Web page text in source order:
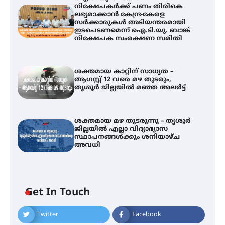
നിക്ഷേപകർക്ക് പണം തിരികെ
ലഭ്യമാക്കാൻ കേന്ദ്ര-കേരള
സർക്കാരുകൾ അടിയന്തരമായി
ഇടപെടണമെന്ന് ഐ.ടി.യു. ബാങ്ക്
നിക്ഷേപക സംരക്ഷണ സമിതി
ശക്തമായ കാറ്റിന് സാധ്യത –
ആഗസ്റ്റ് 12 വരെ മഴ തുടരും,
തൃശൂർ ജില്ലയിൽ മഞ്ഞ അലർട്ട്
ശക്തമായ മഴ തുടരുന്നു – തൃശൂർ
ജില്ലയിൽ എല്ലാ വിദ്യാഭ്യാസ
സ്ഥാപനങ്ങൾക്കും ശനിയാഴ്ച
അവധി
Get In Touch
Twitter Facebook
ഐ.ടി.യു. ബാങ്കിലെ
നിക്ഷേപകർക്ക് പണം തിരികെ
ലഭ്യമാക്കാൻ കേന്ദ്ര-കേരള
സർക്കാരുകൾ അടിയന്തരമായി
ഇടപെടണമെന്ന് ഐ.ടി.യു. ബാങ്ക്